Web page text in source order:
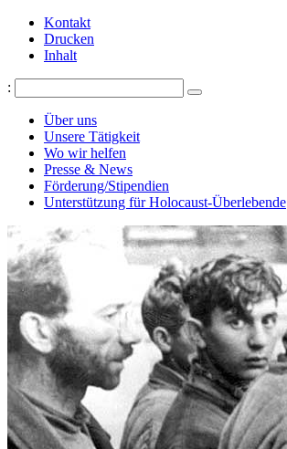
Kontakt
Drucken
Inhalt
:
Über uns
Unsere Tätigkeit
Wo wir helfen
Presse & News
Förderung/Stipendien
Unterstützung für Holocaust-Überlebende